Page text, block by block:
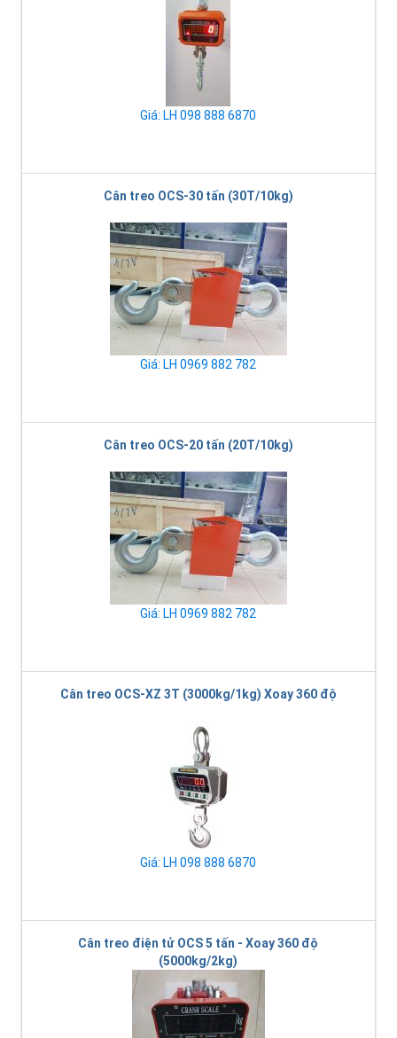
Giá: LH 098 888 6870
Cân treo OCS-30 tấn (30T/10kg)
Giá: LH 0969 882 782
Cân treo OCS-20 tấn (20T/10kg)
Giá: LH 0969 882 782
Cân treo OCS-XZ 3T (3000kg/1kg) Xoay 360 độ
Giá: LH 098 888 6870
Cân treo điện tử OCS 5 tấn - Xoay 360 độ
(5000kg/2kg)